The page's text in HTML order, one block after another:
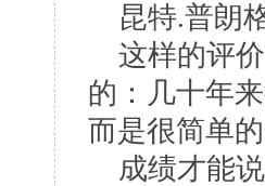
昆特.普朗
这样的评价
的：几十年
而是很简单
成绩才能说